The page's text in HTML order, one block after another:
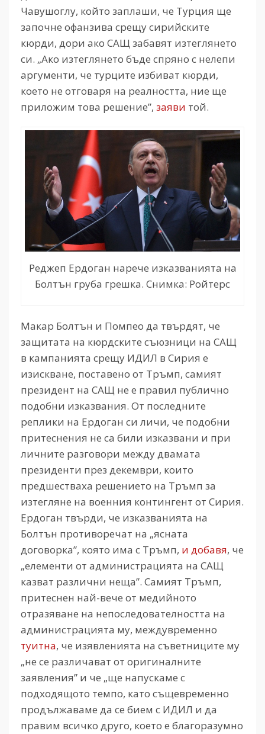
Чавушоглу, който заплаши, че Турция ще
започне офанзива срещу сирийските
кюрди, дори ако САЩ забавят изтеглянето
си. „Ако изтеглянето бъде спряно с нелепи
аргументи, че турците избиват кюрди,
което не отговаря на реалността, ние ще
приложим това решение”, заяви той.
Реджеп Ердоган нарече изказванията на
Болтън груба грешка. Снимка: Ройтерс
Макар Болтън и Помпео да твърдят, че
защитата на кюрдските съюзници на САЩ
в кампанията срещу ИДИЛ в Сирия е
изискване, поставено от Тръмп, самият
президент на САЩ не е правил публично
подобни изказвания. От последните
реплики на Ердоган си личи, че подобни
притеснения не са били изказвани и при
личните разговори между двамата
президенти през декември, които
предшестваха решението на Тръмп за
изтегляне на военния контингент от Сирия.
Ердоган твърди, че изказванията на
Болтън противоречат на „ясната
договорка”, която има с Тръмп, и добавя, че
„елементи от администрацията на САЩ
казват различни неща”. Самият Тръмп,
притеснен най-вече от медийното
отразяване на непоследователността на
администрацията му, междувременно
туитна, че изявленията на съветниците му
„не се различават от оригиналните
заявления” и че „ще напускаме с
подходящото темпо, като същевременно
продължаваме да се бием с ИДИЛ и да
правим всичко друго, което е благоразумно